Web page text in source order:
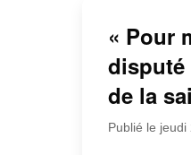
« Pour
disputé
de la
Publié le